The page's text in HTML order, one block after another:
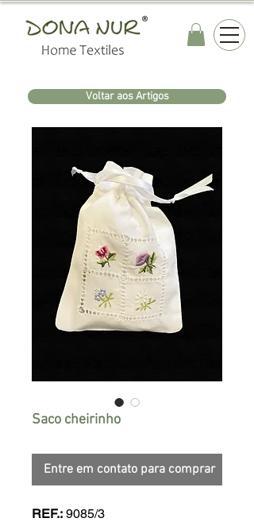
Saco cheirinho
Entre em contato para comprar
REF.: 9085/3
Voltar aos Artigos